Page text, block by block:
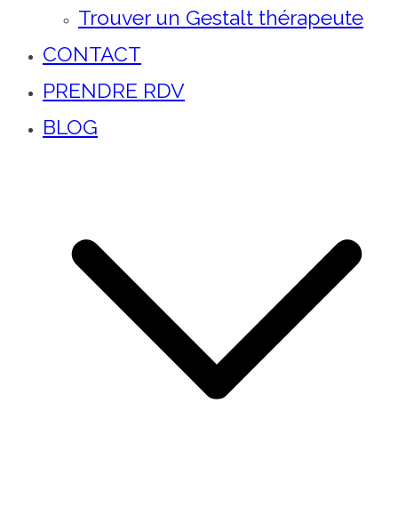
Trouver un Gestalt thérapeute
CONTACT
PRENDRE RDV
BLOG